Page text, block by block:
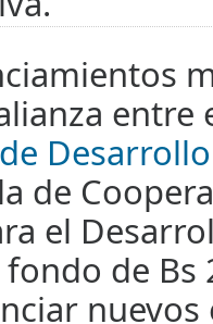
entre
de
el
de Bs
nuevos